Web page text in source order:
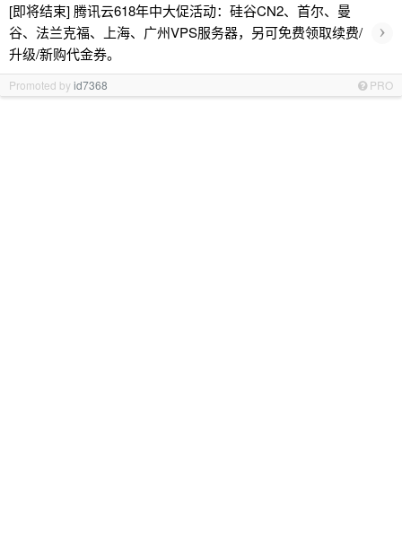
[即将结束] 腾讯云618年中大促活动：硅谷CN2、首尔、曼
谷、法兰克福、上海、广州VPS服务器，另可免费领取续费/
升级/新购代金券。
›
Promoted byid7368 PRO